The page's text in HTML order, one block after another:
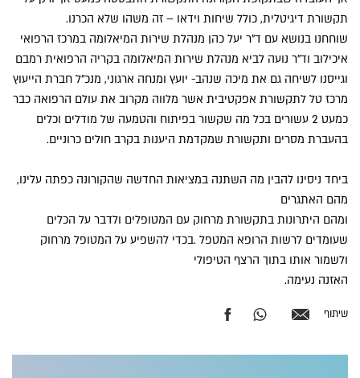
תקשורת דיגיטלית, כולל שיחות וידאו – זה משהו שלא הכרנו.
שוחחנו בנושא עם ד"ר יעל כהן מנהלת שירות המיאלומה במרכז הרפואי
איכילוב וד"ר נועה לביא מנהלת שירות המיאלומה בקריה הרפואית רמבם
וגייסנו לשיחה גם את מיכה שנהב- יועץ ומנחה ארגוני, מנכ"ל חברת הייעוץ
מרכז טל לתקשורת אפקטיבית אשר מלווה מקרוב את עולם הרפואה כבר
כמעט 2 עשורים בכל מה שקשור בפיתוח והטמעה של מודלים וכלים
בהעברת מסרים ותקשורת שמקדמת היענות בקרב חולים כרוניים.
ביחד ניסינו להבין מה השתנה במציאות החדשה שהקורונה כפתה עלינו,
מהם האתגרים
ומהם היתרונות בתקשורת מרחוק עם המטופלים ולדבר על הכלים
שעומדים לרשות הרופא המטפל .בכדי להשפיע על המטופל מרחוק
ולשמור אותו בתוך הרצף הטיפולי
האזנה נעימה.
שיתוף